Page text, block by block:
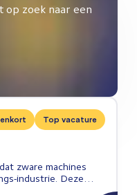
op zoek naar een
Top vacature
zware machines
industrie. Deze